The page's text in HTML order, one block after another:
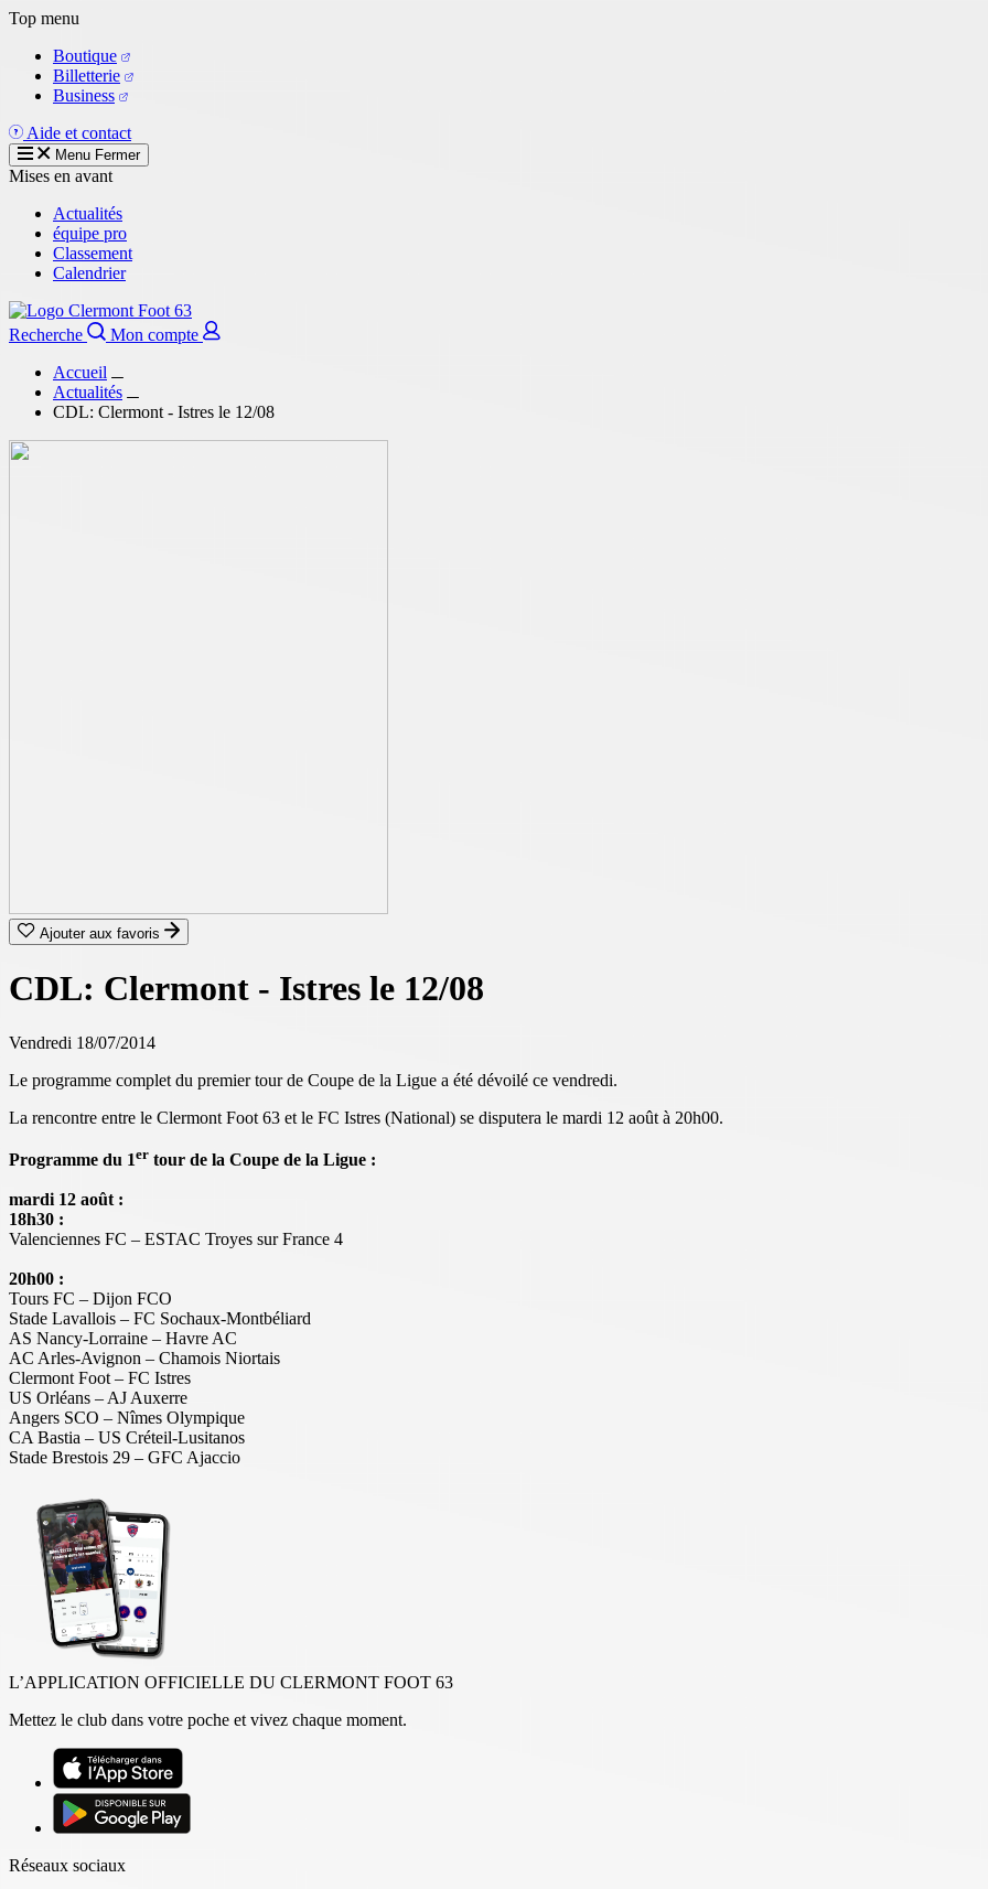
Aller
contenu
principal
Top menu
Boutique
Billetterie
Business
Aide et contact
Menu Fermer
Mises en avant
Actualités
équipe pro
Classement
Calendrier
Recherche
Mon compte
Accueil
Actualités
CDL: Clermont - Istres le 12/08
Ajouter aux favoris
CDL: Clermont - Istres le 12/08
Vendredi 18/07/2014
Le programme complet du premier tour de Coupe de la Ligue a été dévoilé ce vendredi.
La rencontre entre le Clermont Foot 63 et le FC Istres (National) se disputera le mardi 12 août à 20h00.
Programme du 1er tour de la Coupe de la Ligue :
mardi 12 août :
18h30 :
Valenciennes FC – ESTAC Troyes sur France 4
20h00 :
Tours FC – Dijon FCO
Stade Lavallois – FC Sochaux-Montbéliard
AS Nancy-Lorraine – Havre AC
AC Arles-Avignon – Chamois Niortais
Clermont Foot – FC Istres
US Orléans – AJ Auxerre
Angers SCO – Nîmes Olympique
CA Bastia – US Créteil-Lusitanos
Stade Brestois 29 – GFC Ajaccio
L’APPLICATION OFFICIELLE DU CLERMONT FOOT 63
Mettez le club dans votre poche et vivez chaque moment.
Réseaux sociaux